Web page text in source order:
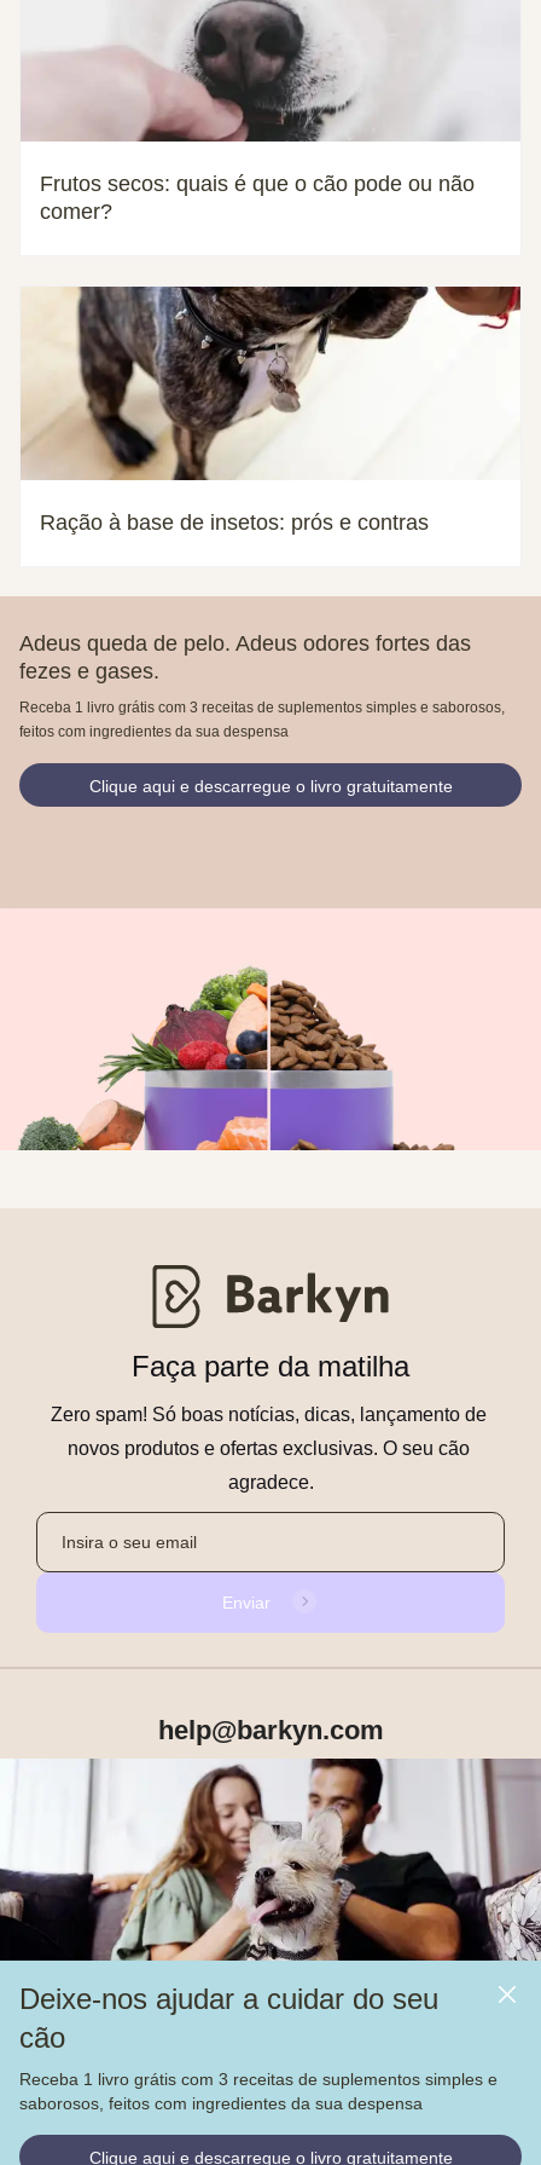
Frutos secos: quais é que o cão pode ou não
comer?
Ração à base de insetos: prós e contras
Adeus queda de pelo. Adeus odores fortes das
fezes e gases.
Receba 1 livro grátis com 3 receitas de suplementos simples e saborosos,
feitos com ingredientes da sua despensa
Clique aqui e descarregue o livro gratuitamente
Deixe-nos ajudar a cuidar do seu
cão
Receba 1 livro grátis com 3 receitas de suplementos simples e
saborosos, feitos com ingredientes da sua despensa
Clique aqui e descarregue o livro gratuitamente
Faça parte da matilha
Zero spam! Só boas notícias, dicas, lançamento de
novos produtos e ofertas exclusivas. O seu cão
agradece.
Enviar
help@barkyn.com
Produtos
Mais
Alimentação
Veja nossas4.000 avaliações no